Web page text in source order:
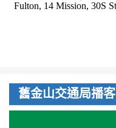
舊金山交通局播客